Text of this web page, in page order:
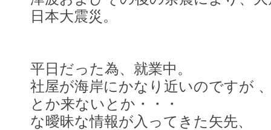
日本大震災。
平日だった為、就業中。
社屋が海岸にかなり近いのですが
とか来ないとか・・・
な曖昧な情報が入ってきた矢先、